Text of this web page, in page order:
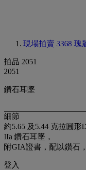
現場拍賣 3368 瑰
拍品 2051
2051
鑽石耳墜
細節
約5.65 及5.44 克拉圓
IIa 鑽石耳墜，
附GIA證書，配以鑽石
登入